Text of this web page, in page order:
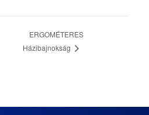
ERGOMÉTERES
Házibajnokság